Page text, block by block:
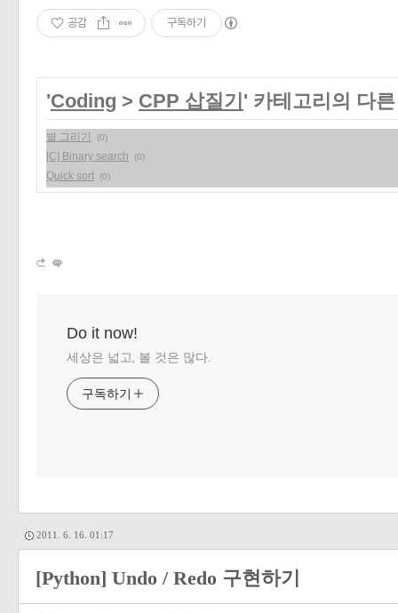
공감 구독하기
'Coding > CPP 삽질기 ' 카테고리의 다
별 그리기 (0)
[C] Binary search (0)
Quick sort (0)
Do it now!
세상은 넓고, 볼 것은 많다.
구독하기
2011. 6. 16. 01:17
[Python] Undo / Redo 구현하기